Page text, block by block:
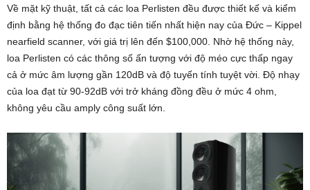
Về mặt kỹ thuật, tất cả các loa Perlisten đều được thiết kế và kiểm
định bằng hệ thống đo đạc tiên tiến nhất hiện nay của Đức – Kippel
nearfield scanner, với giá trị lên đến $100,000. Nhờ hệ thống này,
loa Perlisten có các thông số ấn tượng với độ méo cực thấp ngay
cả ở mức âm lượng gần 120dB và độ tuyến tính tuyệt vời. Độ nhạy
của loa đạt từ 90-92dB với trở kháng đồng đều ở mức 4 ohm,
không yêu cầu amply công suất lớn.